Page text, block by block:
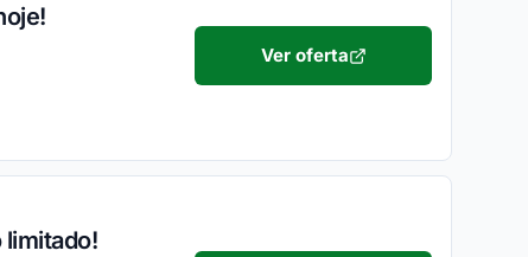
Ver oferta
limitado!